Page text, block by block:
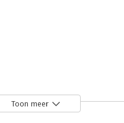
Toon meer